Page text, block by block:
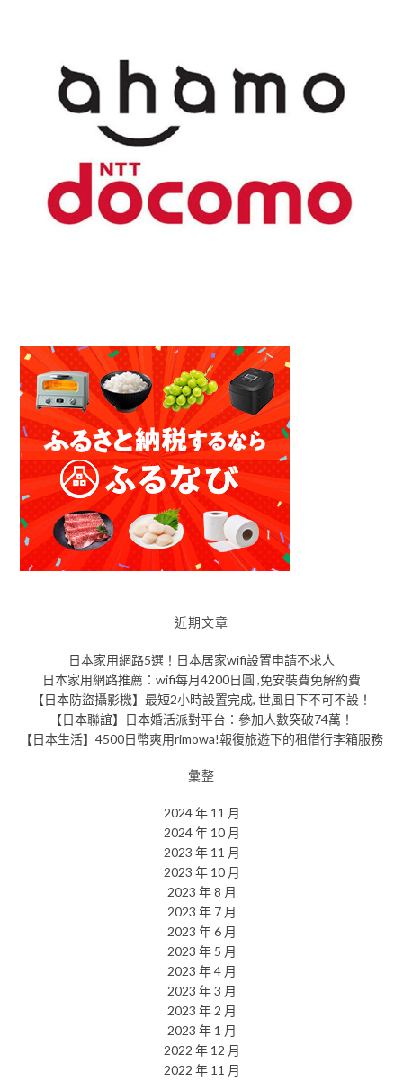
近期文章
日本家用網路5選！日本居家wifi設置申請不求人
日本家用網路推薦：wifi每月4200日圓 ,免安裝費免解約費
【日本防盜攝影機】最短2小時設置完成, 世風日下不可不設！
【日本聯誼】日本婚活派對平台：參加人數突破74萬！
【日本生活】4500日幣爽用rimowa!報復旅遊下的租借行李箱服務
彙整
2024 年 11 月
2024 年 10 月
2023 年 11 月
2023 年 10 月
2023 年 8 月
2023 年 7 月
2023 年 6 月
2023 年 5 月
2023 年 4 月
2023 年 3 月
2023 年 2 月
2023 年 1 月
2022 年 12 月
2022 年 11 月